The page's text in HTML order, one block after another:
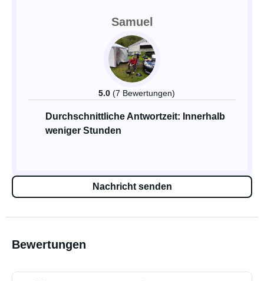
Samuel
5.0 (7 Bewertungen)
Durchschnittliche Antwortzeit: Innerhalb
weniger Stunden
Nachricht senden
Bewertungen